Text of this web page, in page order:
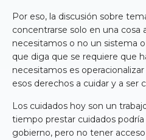
Por eso, la discusión sobre
concentrarse solo en una cosa
necesitamos o no un sistema
que diga que se requiere que
necesitamos es
esos derechos a cuidar y a ser
Los cuidados hoy son un
tiempo prestar cuidados
gobierno, pero no tener